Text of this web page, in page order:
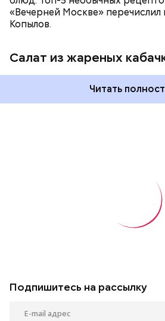
«Вечерней Москве»
Копылов.
Салат из жареных
Читать
Подпишитесь на рассылку